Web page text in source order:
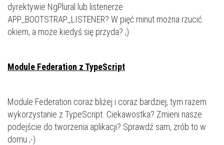
dyrektywie NgPlural lub listenerze
APP_BOOTSTRAP_LISTENER? W pięć minut można rzucić
okiem, a może kiedyś się przyda? ;)
Module Federation z TypeScript
Module Federation coraz bliżej i coraz bardziej, tym razem
wykorzystanie z TypeScript. Ciekawostka? Zmieni nasze
podejście do tworzenia aplikacji? Sprawdź sam, zrób to w
domu ;-)